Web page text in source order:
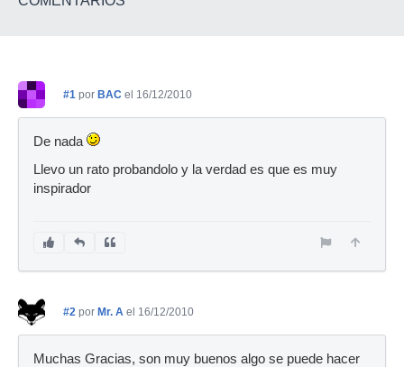
#1 por BAC el 16/12/2010
De nada
Llevo un rato probandolo y la verdad es que es muy
inspirador
#2 por Mr. A el 16/12/2010
Muchas Gracias, son muy buenos algo se puede hacer